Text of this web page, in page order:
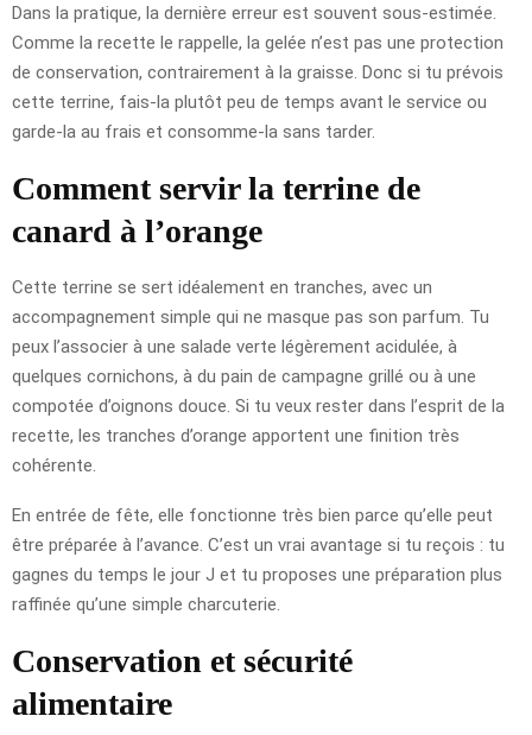
Dans la pratique, la dernière erreur est souvent sous-estimée.
Comme la recette le rappelle, la gelée n’est pas une protection
de conservation, contrairement à la graisse. Donc si tu prévois
cette terrine, fais-la plutôt peu de temps avant le service ou
garde-la au frais et consomme-la sans tarder.
Comment servir la terrine de
canard à l’orange
Cette terrine se sert idéalement en tranches, avec un
accompagnement simple qui ne masque pas son parfum. Tu
peux l’associer à une salade verte légèrement acidulée, à
quelques cornichons, à du pain de campagne grillé ou à une
compotée d’oignons douce. Si tu veux rester dans l’esprit de la
recette, les tranches d’orange apportent une finition très
cohérente.
En entrée de fête, elle fonctionne très bien parce qu’elle peut
être préparée à l’avance. C’est un vrai avantage si tu reçois : tu
gagnes du temps le jour J et tu proposes une préparation plus
raffinée qu’une simple charcuterie.
Conservation et sécurité
alimentaire